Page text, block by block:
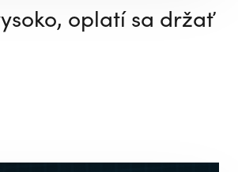
oplatí sa držať